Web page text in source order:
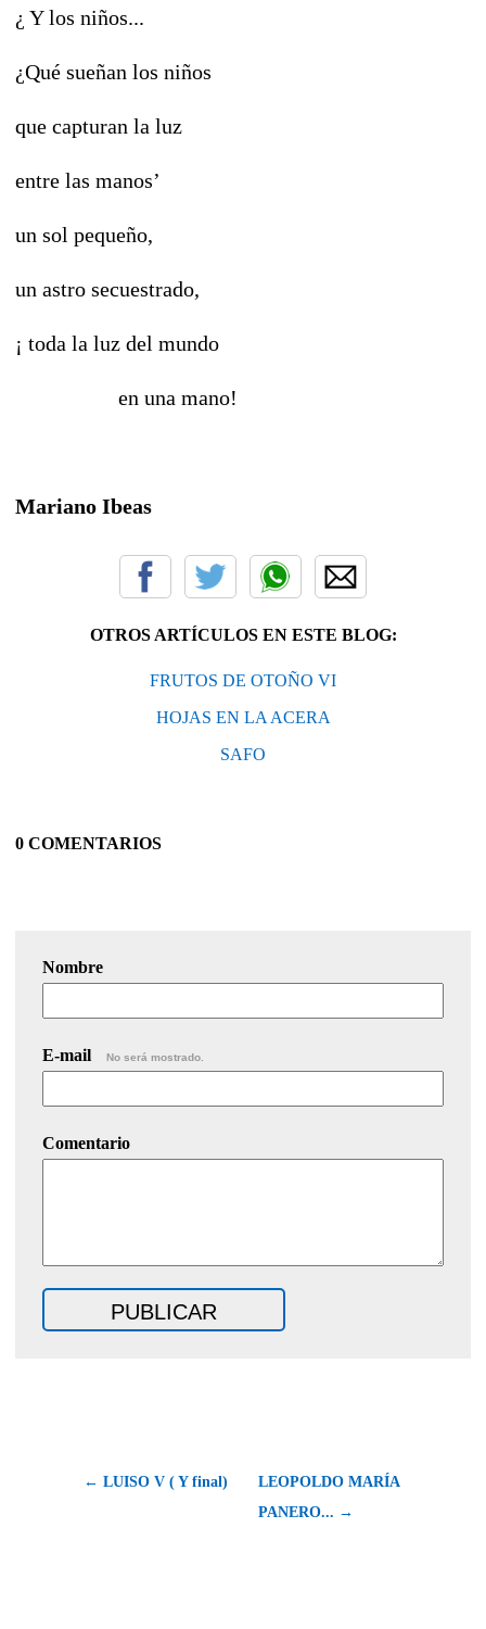
¿ Y los niños...
¿Qué sueñan los niños
que capturan la luz
entre las manos’
un sol pequeño,
un astro secuestrado,
¡ toda la luz del mundo
en una mano!
Mariano Ibeas
OTROS ARTÍCULOS EN ESTE BLOG:
FRUTOS DE OTOÑO VI
HOJAS EN LA ACERA
SAFO
0 COMENTARIOS
Nombre
E-mail No será mostrado.
Comentario
← LUISO V ( Y final)
LEOPOLDO MARÍA
PANERO... →